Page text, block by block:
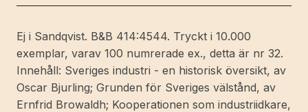
1].
som
industriland.
[Med
förord
Ej i Sandqvist. B&B 414:4544. Tryckt i 10.000
exemplar, varav 100 numrerade ex., detta är nr 32.
Innehåll: Sveriges industri - en historisk översikt, av
Oscar Bjurling; Grunden för Sveriges välstånd, av
Ernfrid Browaldh; Kooperationen som industriidkare,